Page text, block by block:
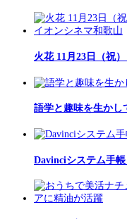
火花 11月23日（祝
語学と趣味を生かし
Davinciシステム手